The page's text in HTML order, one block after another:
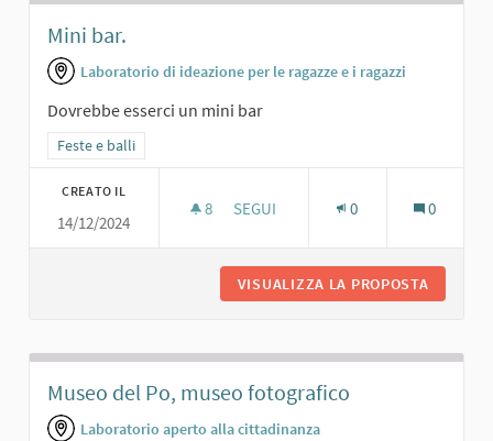
Mini bar.
Laboratorio di ideazione per le ragazze e i ragazzi
Dovrebbe esserci un mini bar
Filtra i risultati per categoria: Feste e balli
Feste e balli
CREATO IL
14/12/2024
8 8 SOSTENITORI
SEGUI 0 0
VISUALIZZA LA PROPOSTA
Museo del Po, museo fotografico
Laboratorio aperto alla cittadinanza